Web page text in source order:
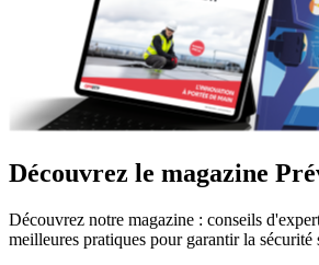
Découvrez le magazine
Découvrez notre magazine : conseils
meilleures pratiques pour garantir la sécurité